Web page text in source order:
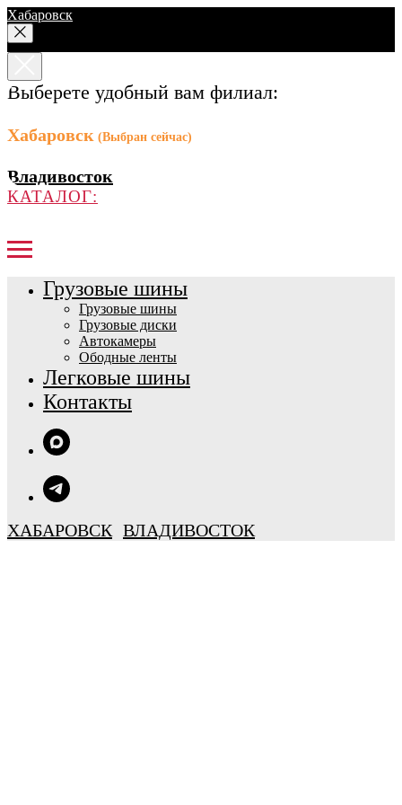
Хабаровск
Выберете удобный вам филиал:
Хабаровск (Выбран сейчас)
Владивосток
КАТАЛОГ:
Грузовые шины
Грузовые шины
Грузовые диски
Автокамеры
Ободные ленты
Легковые шины
Контакты
ХАБАРОВСК ВЛАДИВОСТОК